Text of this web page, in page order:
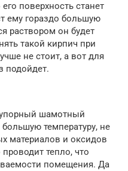
поверхность станет
ему гораздо большую
раствором он будет
такой кирпич при
не стоит, а вот для
подойдет.
шамотный
температуру, не
материалов и оксидов
тепло, что
помещения. Да